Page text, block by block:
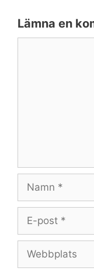
Lämna en
Namn
Webbplats